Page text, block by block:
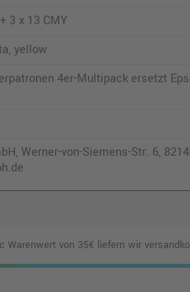
3 x 13 CMY
yellow
4er-Multipack ersetzt
Werner-von-Siemens-Str. 6,
Warenwert von 35€ liefern wir